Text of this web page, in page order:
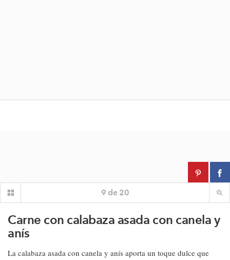
9 de 20
Carne con calabaza asada con canela y
anís
La calabaza asada con canela y anís aporta un toque dulce que